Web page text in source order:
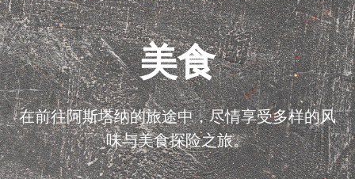
美食
在前往阿斯塔纳的旅途中，尽情享受多样的风
味与美食探险之旅。